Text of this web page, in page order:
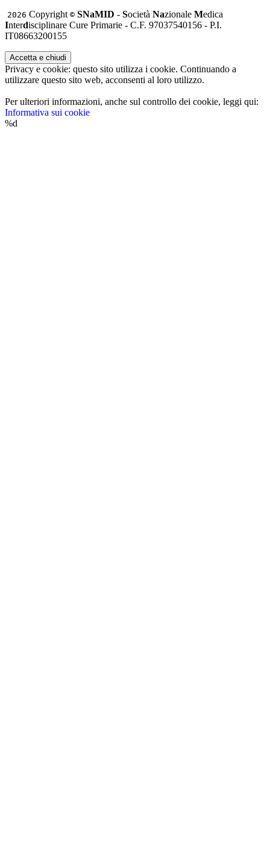
2026 Copyright © SNaMID - Società Nazionale Medica
Interdisciplinare Cure Primarie - C.F. 97037540156 - P.I.
IT08663200155
Privacy e cookie: questo sito utilizza i cookie. Continuando a
utilizzare questo sito web, acconsenti al loro utilizzo.
Per ulteriori informazioni, anche sul controllo dei cookie, leggi qui:
Informativa sui cookie
%d